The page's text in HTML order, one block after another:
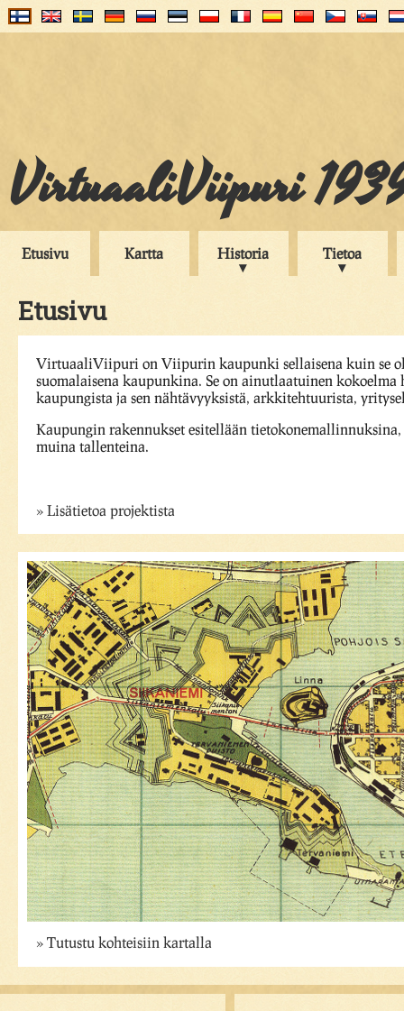
VirtuaaliViipuri
Etusivu Kartta Historia Tietoa
Etusivu
VirtuaaliViipuri on Viipurin kaupunki sellaisena kuin se
suomalaisena kaupunkina. Se on ainutlaatuinen kokoelma
kaupungista ja sen nähtävyyksistä, arkkitehtuurista,
Kaupungin rakennukset esitellään
muina tallenteina.
Lisätietoa projektista
Tutustu kohteisiin kartalla